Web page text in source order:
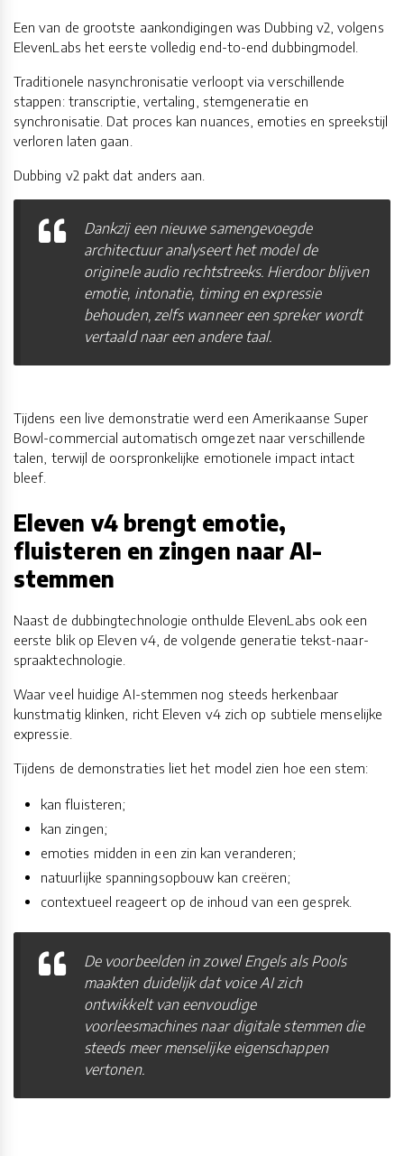
Een van de grootste aankondigingen was Dubbing v2, volgens
ElevenLabs het eerste volledig end-to-end dubbingmodel.
Traditionele nasynchronisatie verloopt via verschillende
stappen: transcriptie, vertaling, stemgeneratie en
synchronisatie. Dat proces kan nuances, emoties en spreekstijl
verloren laten gaan.
Dubbing v2 pakt dat anders aan.
Dankzij een nieuwe samengevoegde
architectuur analyseert het model de
originele audio rechtstreeks. Hierdoor blijven
emotie, intonatie, timing en expressie
behouden, zelfs wanneer een spreker wordt
vertaald naar een andere taal.
Tijdens een live demonstratie werd een Amerikaanse Super
Bowl-commercial automatisch omgezet naar verschillende
talen, terwijl de oorspronkelijke emotionele impact intact
bleef.
Eleven v4 brengt emotie,
fluisteren en zingen naar AI-
stemmen
Naast de dubbingtechnologie onthulde ElevenLabs ook een
eerste blik op Eleven v4, de volgende generatie tekst-naar-
spraaktechnologie.
Waar veel huidige AI-stemmen nog steeds herkenbaar
kunstmatig klinken, richt Eleven v4 zich op subtiele menselijke
expressie.
Tijdens de demonstraties liet het model zien hoe een stem:
kan fluisteren;
kan zingen;
emoties midden in een zin kan veranderen;
natuurlijke spanningsopbouw kan creëren;
contextueel reageert op de inhoud van een gesprek.
De voorbeelden in zowel Engels als Pools
maakten duidelijk dat voice AI zich
ontwikkelt van eenvoudige
voorleesmachines naar digitale stemmen die
steeds meer menselijke eigenschappen
vertonen.